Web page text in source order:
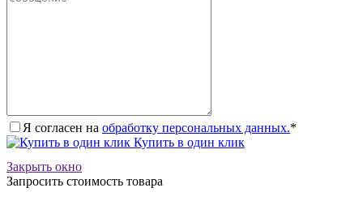
Я согласен на обработку персональных данных.*
Купить в один клик
Закрыть окно
Запросить стоимость товара